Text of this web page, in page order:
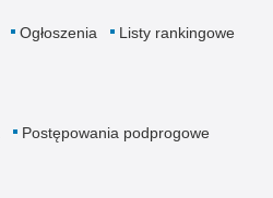
Ogłoszenia
Listy rankingowe
Postępowania podprogowe